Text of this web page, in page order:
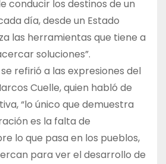
conducir los destinos de un
día, desde un Estado
las herramientas que tiene a
soluciones”.
refirió a las expresiones del
Cuelle, quien habló de
“lo único que demuestra
es la falta de
lo que pasa en los pueblos,
para ver el desarrollo de